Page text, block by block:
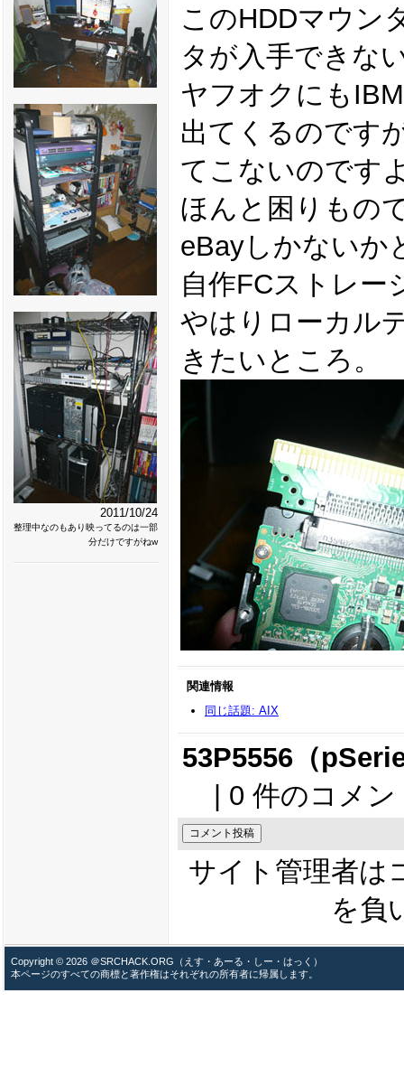
2011/10/24
整理中なのもあり映ってるのは一部
分だけですがねw
このHDDマウン
タが入手できな
ヤフオクにも
出てくるのです
てこないのです
ほんと困りもの
eBayしかないか
自作FCストレー
やはりローカル
きたいところ。
関連情報
同じ話題: AIX
53P5556（
| 0 件のコメ
サイト管理者は
を負
Copyright © 2026 ＠SRCHACK.ORG（えす・あーる・しー・はっく）
本ページのすべての商標と著作権はそれぞれの所有者に帰属します。